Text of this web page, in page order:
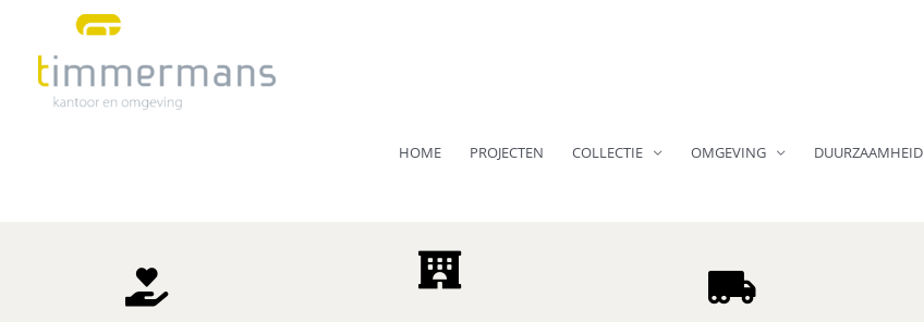
inhoud
HOME PROJECTEN COLLECTIE OMGEVING DUURZAAMHEID